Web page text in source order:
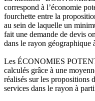
correspond à l’économie
fourchette entre la
au sein de laquelle un
fait une demande de devis
dans le rayon géographique
Les ÉCONOMIES
calculés grâce à une
réalisés sur les propositions
services dans le rayon à